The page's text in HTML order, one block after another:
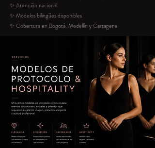
✨ Atención nacional
✨ Modelos bilingües disponibles
✨ Cobertura en Bogotá, Medellín y Cartagena